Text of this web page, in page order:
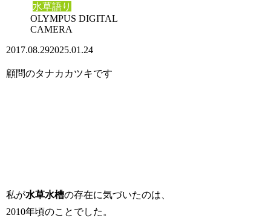
水草語り
OLYMPUS DIGITAL
CAMERA
2017.08.292025.01.24
顧問のタナカカツキです
私が水草水槽の存在に気づいたのは、
2010年頃のことでした。